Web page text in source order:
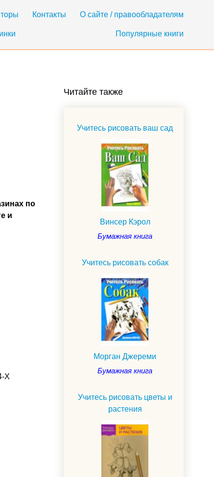
Контакты О сайте / правообладателям
Популярные книги
по
и
Х
Читайте также
Учитесь рисовать ваш сад
Винсер Кэрол
Бумажная книга
Учитесь рисовать собак
Морган Джереми
Бумажная книга
Учитесь рисовать цветы и
растения